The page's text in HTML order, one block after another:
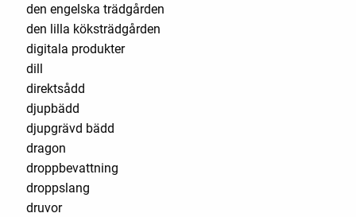
den engelska trädgården
den lilla köksträdgården
digitala produkter
dill
direktsådd
djupbädd
djupgrävd bädd
dragon
droppbevattning
droppslang
druvor